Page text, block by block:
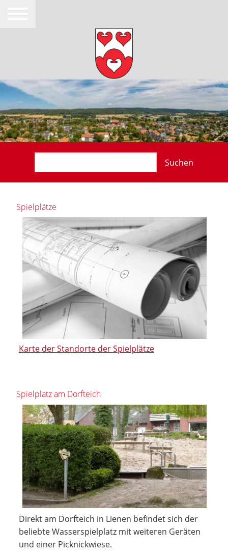
Suchen
Spielplätze
Karte der Standorte der Spielplätze
Spielplatz am Dorfteich
Direkt am Dorfteich in Lienen befindet sich der
beliebte Wasserspielplatz mit weiteren Geräten
und einer Picknickwiese.